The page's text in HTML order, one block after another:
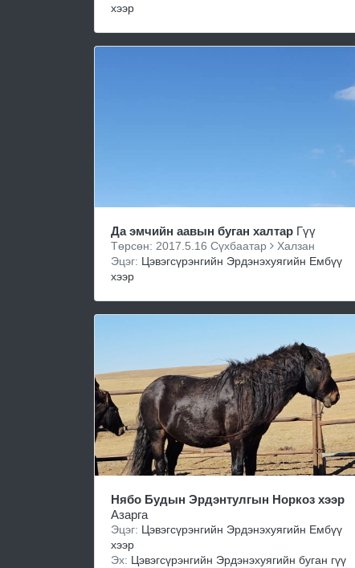
хээр
Да эмчийн аавын буган халтар Гүү
Төрсөн: 2017.5.16 Сүхбаатар
Халзан
Эцэг: Цэвэгсүрэнгийн Эрдэнэхуягийн Ембүү
хээр
Нябо Будын Эрдэнтулгын Норкоз хээр
Азарга
Эцэг: Цэвэгсүрэнгийн Эрдэнэхуягийн Ембүү
хээр
Эх: Цэвэгсүрэнгийн Эрдэнэхуягийн буган гүү